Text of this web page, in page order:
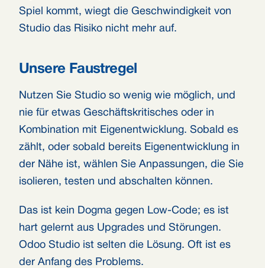
Spiel kommt, wiegt die Geschwindigkeit von
Studio das Risiko nicht mehr auf.
Unsere Faustregel
Nutzen Sie Studio so wenig wie möglich, und
nie für etwas Geschäftskritisches oder in
Kombination mit Eigenentwicklung. Sobald es
zählt, oder sobald bereits Eigenentwicklung in
der Nähe ist, wählen Sie Anpassungen, die Sie
isolieren, testen und abschalten können.
Das ist kein Dogma gegen Low-Code; es ist
hart gelernt aus Upgrades und Störungen.
Odoo Studio ist selten die Lösung. Oft ist es
der Anfang des Problems.